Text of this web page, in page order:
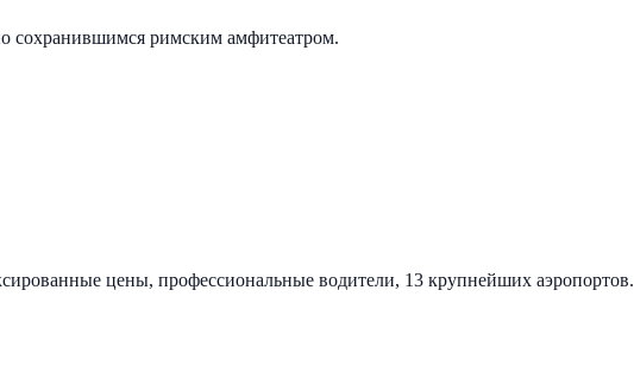
сохранившимся римским амфитеатром.
цены, профессиональные водители, 13 крупнейших аэропортов.